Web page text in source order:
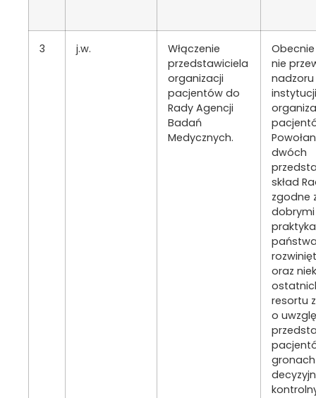
3 j.w.
Włączenie
przedstawiciela
organizacji
pacjentów do
Rady Agencji
Badań
Medycznych.
nie
nadzoru
dwóch
skład
zgodne
dobrymi
oraz
resortu
o
gronach